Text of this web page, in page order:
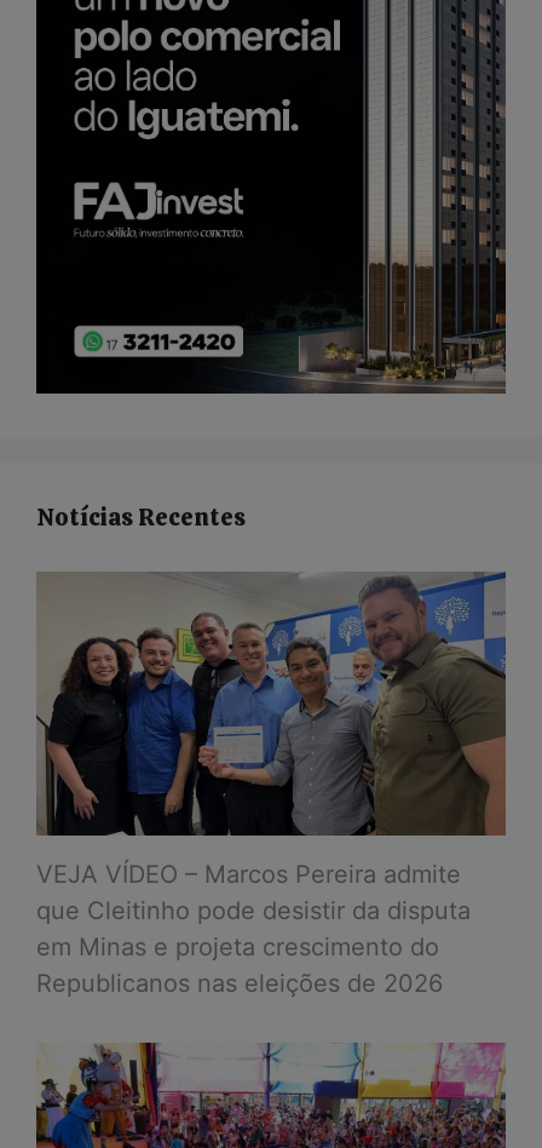
Notícias Recentes
VEJA VÍDEO – Marcos Pereira admite
que Cleitinho pode desistir da disputa
em Minas e projeta crescimento do
Republicanos nas eleições de 2026